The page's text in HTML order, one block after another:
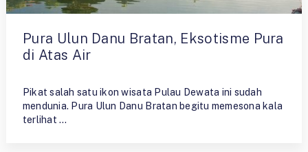
Pura Ulun Danu Bratan, Eksotisme Pura
di Atas Air
Pikat salah satu ikon wisata Pulau Dewata ini sudah
mendunia. Pura Ulun Danu Bratan begitu memesona kala
terlihat …